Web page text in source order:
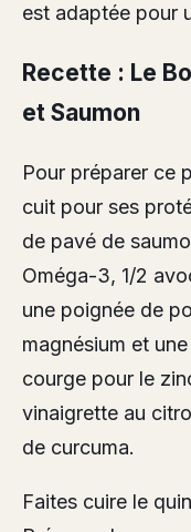
est adaptée pour
Recette : Le
et Saumon
Pour préparer ce
cuit pour ses
de pavé de
Oméga-3, 1/2
une poignée de
magnésium et
courge pour le
vinaigrette au
de curcuma.
Faites cuire le